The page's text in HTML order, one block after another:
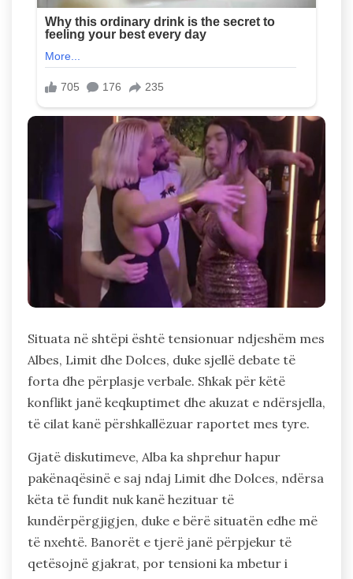
Situata në shtëpi është tensionuar ndjeshëm mes
Albes, Limit dhe Dolces, duke sjellë debate të
forta dhe përplasje verbale. Shkak për këtë
konflikt janë keqkuptimet dhe akuzat e ndërsjella,
të cilat kanë përshkallëzuar raportet mes tyre.
Gjatë diskutimeve, Alba ka shprehur hapur
pakënaqësinë e saj ndaj Limit dhe Dolces, ndërsa
këta të fundit nuk kanë hezituar të
kundërpërgjigjen, duke e bërë situatën edhe më
të nxehtë. Banorët e tjerë janë përpjekur të
qetësojnë gjakrat, por tensioni ka mbetur i